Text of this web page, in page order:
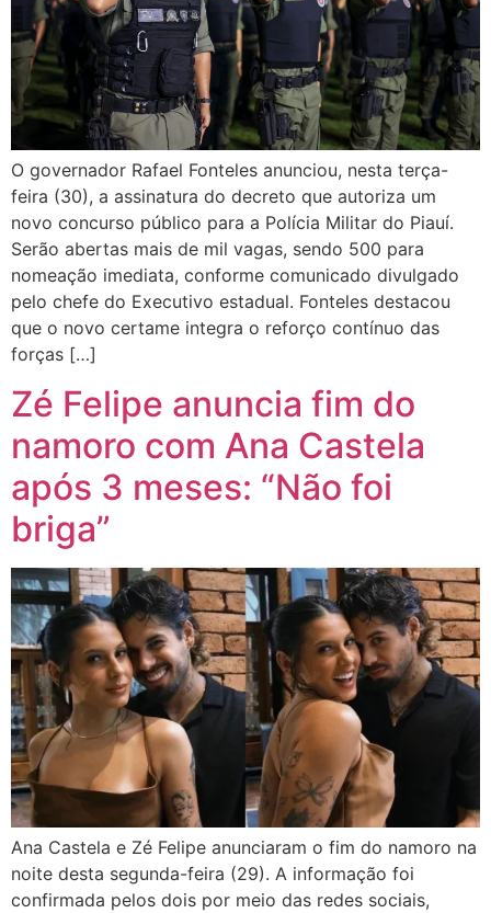
O governador Rafael Fonteles anunciou, nesta terça-
feira (30), a assinatura do decreto que autoriza um
novo concurso público para a Polícia Militar do Piauí.
Serão abertas mais de mil vagas, sendo 500 para
nomeação imediata, conforme comunicado divulgado
pelo chefe do Executivo estadual. Fonteles destacou
que o novo certame integra o reforço contínuo das
forças […]
Zé Felipe anuncia fim do
namoro com Ana Castela
após 3 meses: “Não foi
briga”
Ana Castela e Zé Felipe anunciaram o fim do namoro na
noite desta segunda-feira (29). A informação foi
confirmada pelos dois por meio das redes sociais,